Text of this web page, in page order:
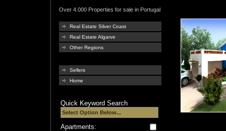
Over 4.000 Properties for sale in Portugal
Real Estate Silver Coast
Real Estate Algarve
Other Regions
Sellers
Home
Quick Keyword Search
Apartments: